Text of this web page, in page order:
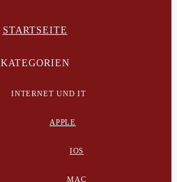
STARTSEITE
KATEGORIEN
INTERNET UND IT
APPLE
IOS
MAC